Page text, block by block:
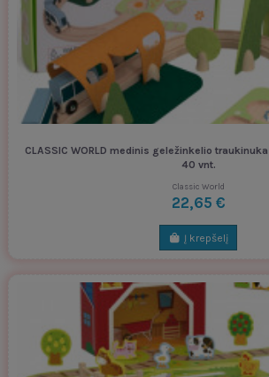
CLASSIC WORLD medinis geležinkelio
40 vnt.
Classic World
22,65 €
Į krepšelį